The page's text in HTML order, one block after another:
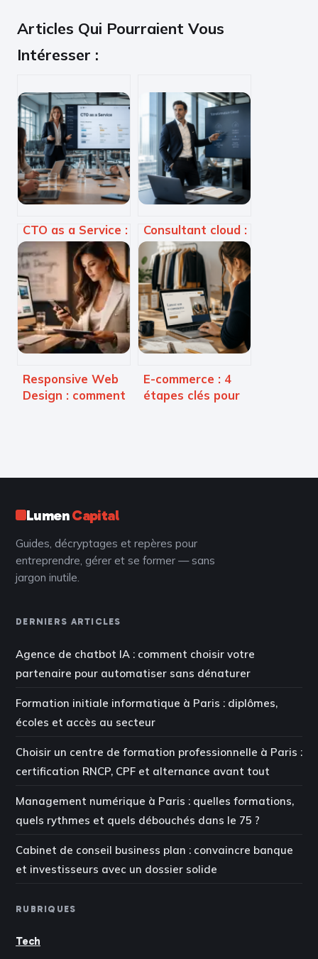
Articles Qui Pourraient Vous
Intéresser :
CTO as a Service :
Accélérez votre
roadmap
technique sans le
coût d’un
recrutement
senior
Consultant cloud :
comment réussir
votre migration
sans exploser
votre budget ?
Responsive Web
Design : comment
E-commerce : 4
étapes clés pour
LumenCapital
Guides, décryptages et repères pour
entreprendre, gérer et se former — sans
jargon inutile.
DERNIERS ARTICLES
Agence de chatbot IA : comment choisir votre
partenaire pour automatiser sans dénaturer
Formation initiale informatique à Paris : diplômes,
écoles et accès au secteur
Choisir un centre de formation professionnelle à Paris :
certification RNCP, CPF et alternance avant tout
Management numérique à Paris : quelles formations,
quels rythmes et quels débouchés dans le 75 ?
Cabinet de conseil business plan : convaincre banque
et investisseurs avec un dossier solide
RUBRIQUES
Tech